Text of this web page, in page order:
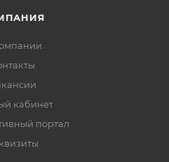
кабинет
портал